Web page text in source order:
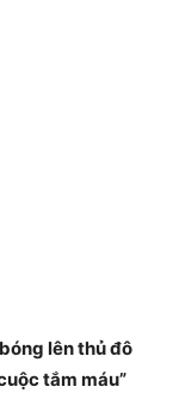
lên thủ đô
tắm máu”